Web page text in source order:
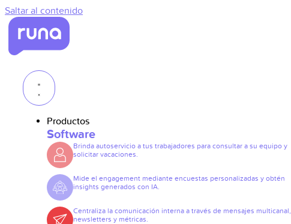
Saltar al contenido
Productos
Software
Brinda autoservicio a tus trabajadores para consultar a su equipo y
solicitar vacaciones.
Mide el engagement mediante encuestas personalizadas y obtén
insights generados con IA.
Centraliza la comunicación interna a través de mensajes multicanal,
newsletters y métricas.